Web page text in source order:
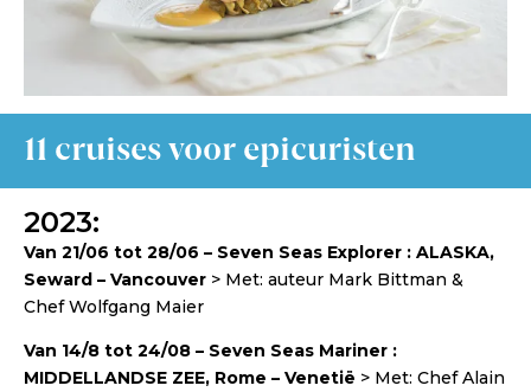
11 cruises voor epicuristen
2023:
Van 21/06 tot 28/06 – Seven Seas Explorer : ALASKA,
Seward – Vancouver > Met: auteur Mark Bittman &
Chef Wolfgang Maier
Van 14/8 tot 24/08 – Seven Seas Mariner :
MIDDELLANDSE ZEE, Rome – Venetië > Met: Chef Alain